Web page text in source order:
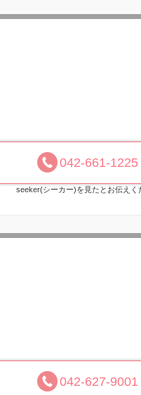
042-661-1225
seeker(シーカー)を見たとお伝えく
042-627-9001